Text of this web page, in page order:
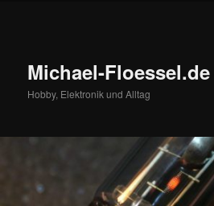
Michael-
Hobby, Elektronik und Alltag